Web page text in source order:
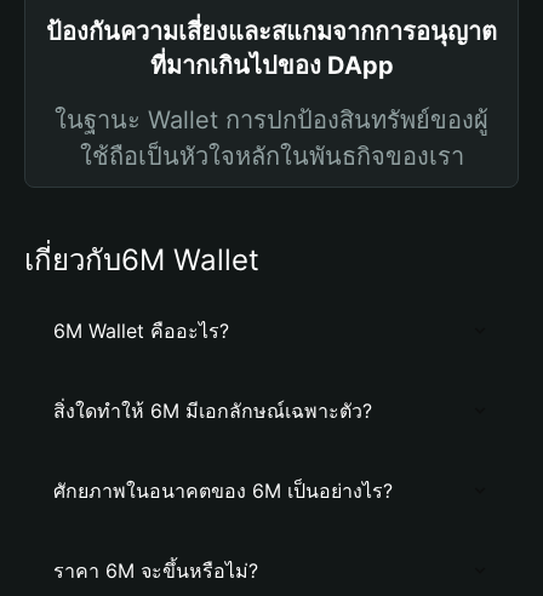
ป้องกันความเสี่ยงและสแกมจากการอนุญาต
ที่มากเกินไปของ DApp
ในฐานะ Wallet การปกป้องสินทรัพย์ของผู้
ใช้ถือเป็นหัวใจหลักในพันธกิจของเรา
เกี่ยวกับ6M Wallet
6M Wallet คืออะไร?
สิ่งใดทำให้ 6M มีเอกลักษณ์เฉพาะตัว?
ศักยภาพในอนาคตของ 6M เป็นอย่างไร?
ราคา 6M จะขึ้นหรือไม่?